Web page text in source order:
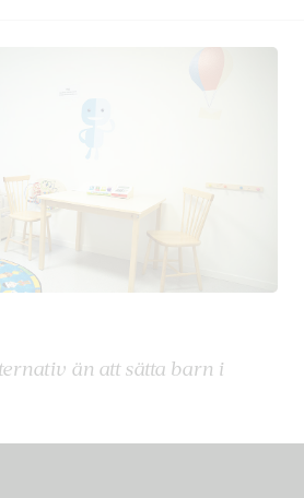
än att sätta barn i